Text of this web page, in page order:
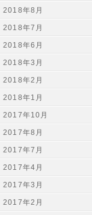
2018年8月
2018年7月
2018年6月
2018年3月
2018年2月
2018年1月
2017年10月
2017年8月
2017年7月
2017年4月
2017年3月
2017年2月